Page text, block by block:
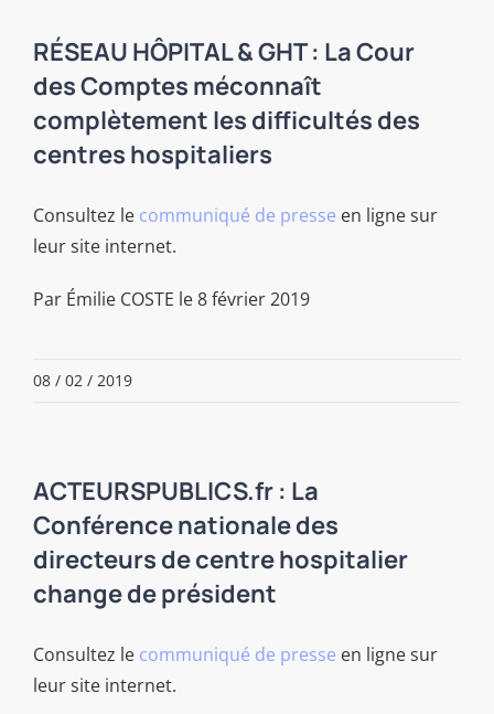
RÉSEAU HÔPITAL & GHT : La Cour
des Comptes méconnaît
complètement les difficultés des
centres hospitaliers
Consultez le communiqué de presse en ligne sur
leur site internet.
Par Émilie COSTE le 8 février 2019
08 / 02 / 2019
ACTEURSPUBLICS.fr : La
Conférence nationale des
directeurs de centre hospitalier
change de président
Consultez le communiqué de presse en ligne sur
leur site internet.